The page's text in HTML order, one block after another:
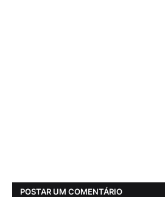
POSTAR UM COMENTÁRIO